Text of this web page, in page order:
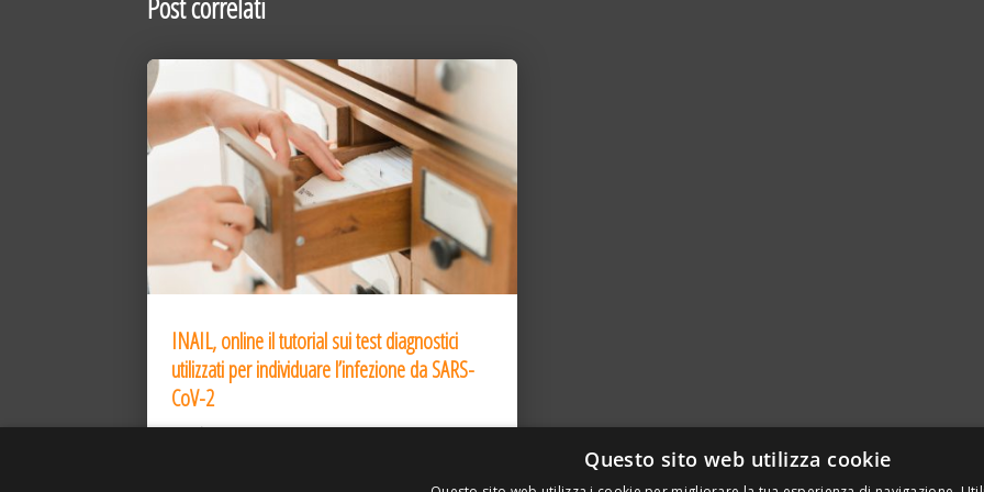
INAIL, online il tutorial sui test diagnostici
utilizzati per individuare l’infezione da SARS-
CoV-2
31 Dic 2020
Questo sito web utilizza cookie